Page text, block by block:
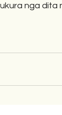
nga dita